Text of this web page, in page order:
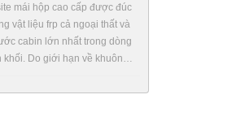
mái hộp cao cấp được đúc
vật liệu frp cả ngoại thất và
cabin lớn nhất trong dòng
khối. Do giới hạn về khuôn…